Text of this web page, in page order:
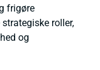
frigøre
roller,
og